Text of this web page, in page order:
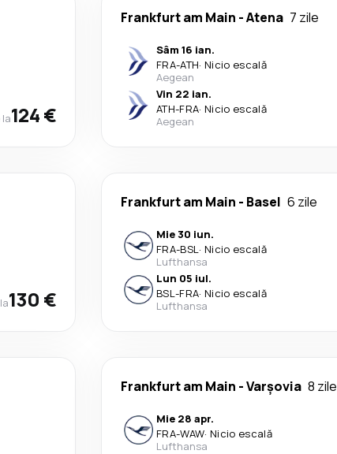
la124 €
Frankfurt am Main -Atena 7 zile
Sâm 16 ian.
FRA-ATH· Nicio escală
Aegean
Vin 22 ian.
ATH-FRA· Nicio escală
Aegean
130 €
Frankfurt am Main - Basel 6 zile
Mie 30 iun.
FRA-BSL· Nicio escală
Lufthansa
Lun 05 iul.
BSL-FRA· Nicio escală
Lufthansa
Frankfurt am Main -Varşovia 8 zile
Mie 28 apr.
FRA-WAW· Nicio escală
Lufthansa